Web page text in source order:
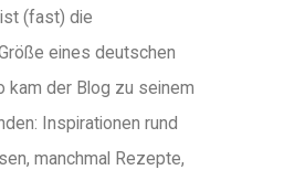
(fast) die
eines deutschen
kam der Blog zu seinem
Inspirationen rund
manchmal Rezepte,